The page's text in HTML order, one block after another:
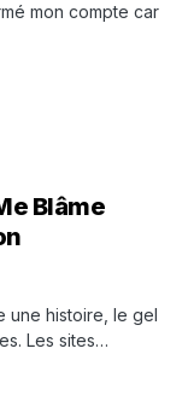
mon compte car
Blâme
une histoire, le gel
Les sites…